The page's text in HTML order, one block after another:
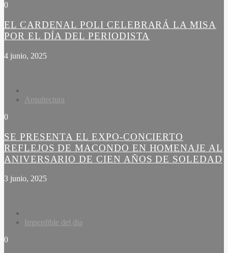
0
EL CARDENAL POLI CELEBRARÁ LA MISA
POR EL DÍA DEL PERIODISTA
4 junio, 2025
Arquitectura
0
SE PRESENTA EL EXPO-CONCIERTO
REFLEJOS DE MACONDO EN HOMENAJE AL
ANIVERSARIO DE CIEN AÑOS DE SOLEDAD
3 junio, 2025
Imperdible del dia
0